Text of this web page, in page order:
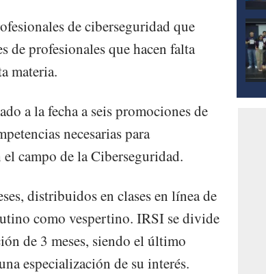
de ciberseguridad que
de profesionales que hacen falta
materia.
a la fecha a seis promociones de
necesarias para
el campo de la Ciberseguridad.
distribuidos en clases en línea de
como vespertino. IRSI se divide
de 3 meses, siendo el último
especialización de su interés.